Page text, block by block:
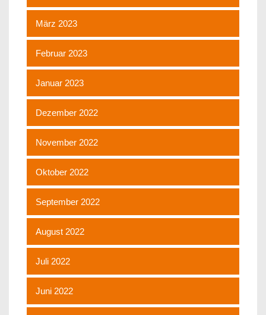
März 2023
Februar 2023
Januar 2023
Dezember 2022
November 2022
Oktober 2022
September 2022
August 2022
Juli 2022
Juni 2022